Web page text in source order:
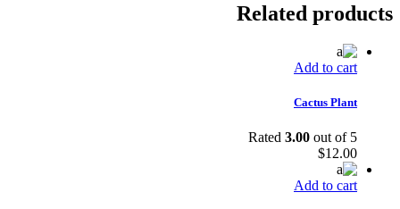
Related products
Add to cart
Cactus Plant
Rated 3.00 out of 5
$12.00
Add to cart